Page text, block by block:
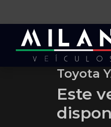
Toyota
Este